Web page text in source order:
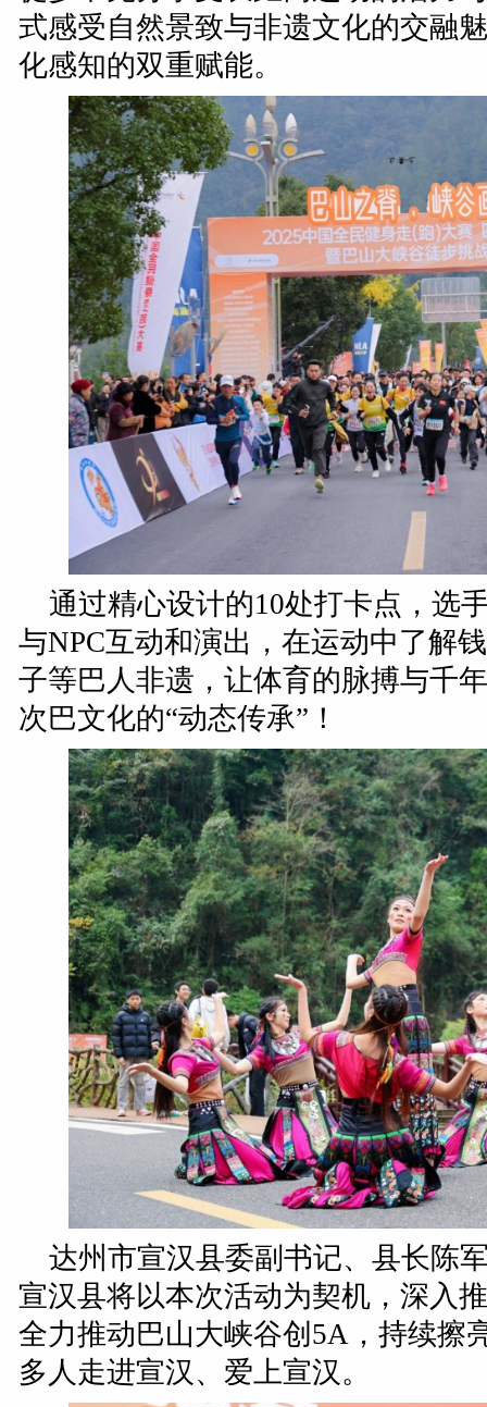
式感受自然景致与非遗文化的交融
化感知的双重赋能。
通过精心设计的10处打卡点，选
与NPC互动和演出，在运动中了解
子等巴人非遗，让体育的脉搏与千
次巴文化的“动态传承”！
达州市宣汉县委副书记、县长陈
宣汉县将以本次活动为契机，深入
全力推动巴山大峡谷创5A，持续擦
多人走进宣汉、爱上宣汉。